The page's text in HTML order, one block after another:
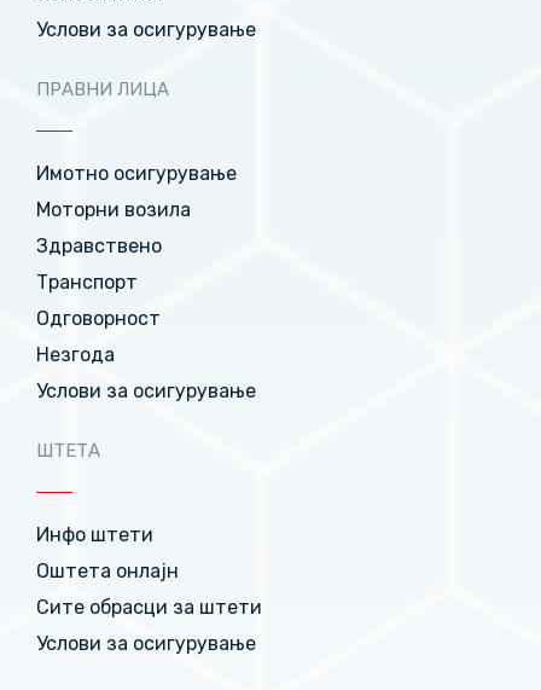
Услови за осигурување
ПРАВНИ ЛИЦА
Имотно осигурување
Моторни возила
Здравствено
Транспорт
Одговорност
Незгода
Услови за осигурување
ШТЕТА
Инфо штети
Оштета онлајн
Сите обрасци за штети
Услови за осигурување